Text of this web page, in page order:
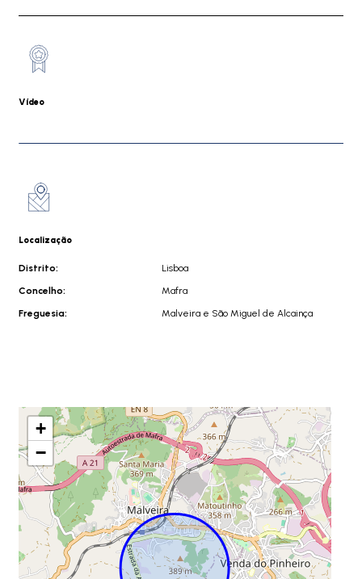
Vídeo
Localização
Distrito:
Lisboa
Concelho:
Mafra
Freguesia:
Malveira e São Miguel de Alcainça
+
−